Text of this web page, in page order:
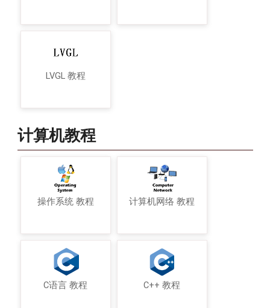
LVGL 教程
计算机教程
操作系统 教程 计算机网络 教程
C语言 教程 C++ 教程